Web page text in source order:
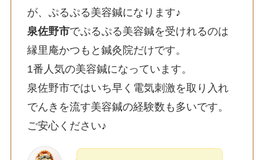
が、ぷるぷる美容鍼になります♪
泉佐野市でぷるぷる美容鍼を受けれるのは
縁里庵かつもと鍼灸院だけです。
1番人気の美容鍼になっています。
泉佐野市ではいち早く電気刺激を取り入れ
でんきを流す美容鍼の経験数も多いです。
ご安心ください♪